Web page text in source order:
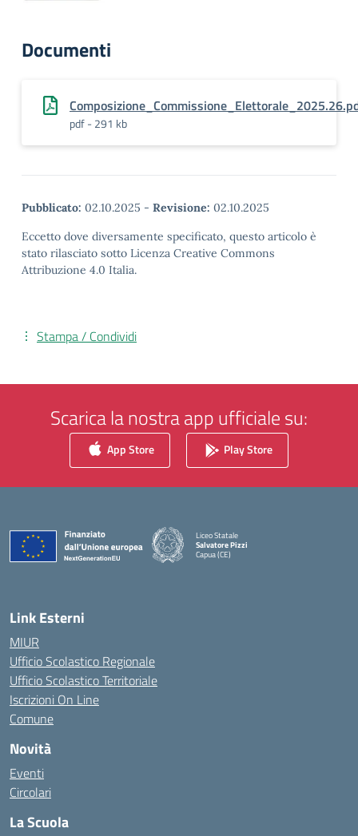
Documenti
pdf - 291 kb
Pubblicato: 02.10.2025 - Revisione: 02.10.2025
Eccetto dove diversamente specificato, questo articolo è
stato rilasciato sotto Licenza Creative Commons
Attribuzione 4.0 Italia.
Stampa / Condividi
Scarica la nostra app ufficiale su:
App Store Play Store
Liceo Statale
Salvatore Pizzi
Capua (CE)
— Visita la pagina iniziale della scuola
Link Esterni
MIUR
Ufficio Scolastico Regionale
Ufficio Scolastico Territoriale
Iscrizioni On Line
Comune
Novità
Eventi
Circolari
La Scuola